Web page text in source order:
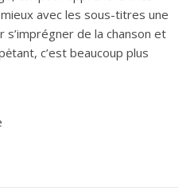
avec les sous-titres une
s’imprégner de la chanson et
c’est beaucoup plus